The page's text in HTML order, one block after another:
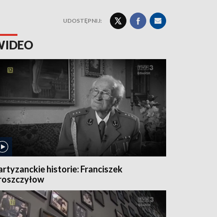
UDOSTĘPNIJ:
historie: Franciszek